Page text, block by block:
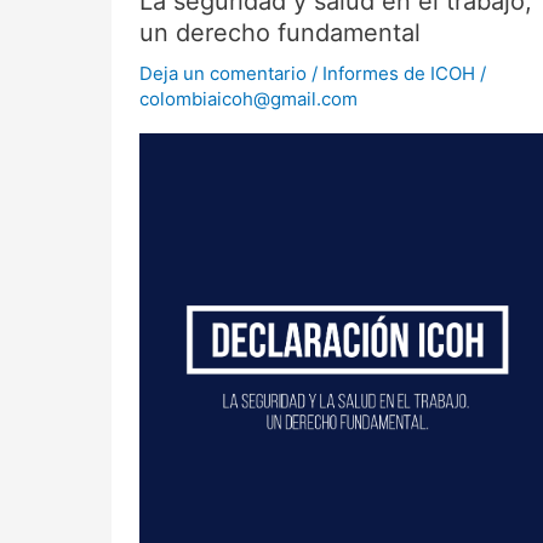
un derecho fundamental
Deja un comentario / Informes de ICOH /
colombiaicoh@gmail.com
seguridad
y
salud
en
el
trabajo,
derecho